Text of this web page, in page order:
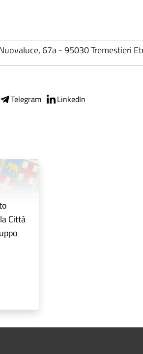
67a - 95030 Tremestieri
Telegram LinkedIn
Città